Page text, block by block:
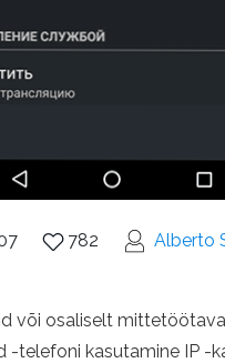
782 Alberto
või osaliselt
-telefoni kasutamine IP -